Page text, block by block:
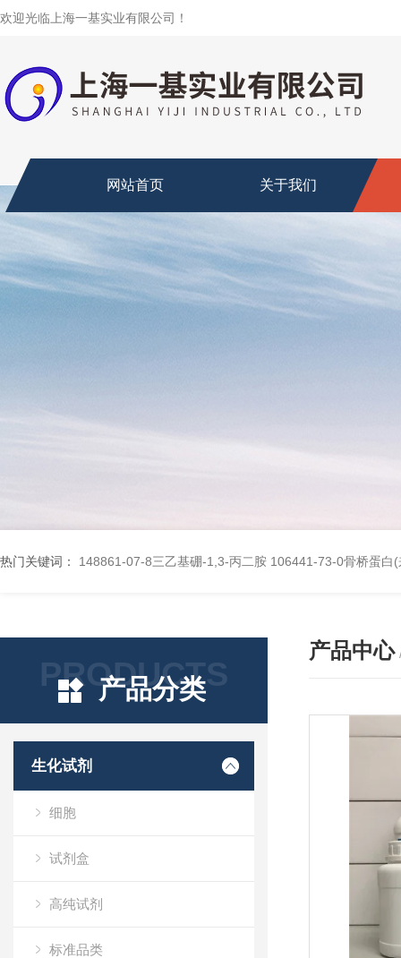
欢迎光临上海一基实业有限公司！
网站首页 关于我们
热门关键词： 148861-07-8三乙基硼-1,3-丙二胺 106441-73-0骨桥蛋白
PRODUCTS
产品分类
生化试剂
细胞
试剂盒
高纯试剂
标准品类
产品中心